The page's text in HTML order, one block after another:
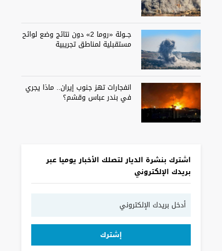
جــولة «روما 2» دون نتائج وضع لوائح
مستقبلية لمناطق تجريبية
انفجارات تهز جنوب إيران.. ماذا يجري
في بندر عباس وقشم؟
اشترك بنشرة الديار لتصلك الأخبار يوميا عبر
بريدك الإلكتروني
إشترك